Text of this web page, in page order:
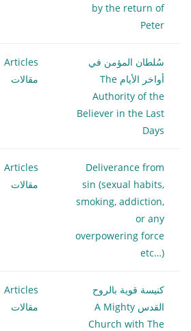
by the return of
Peter
سُلطان المؤمن في
أواخر الأيام The
Authority of the
Believer in the Last
Days
Articles
مقالات
Deliverance from
sin (sexual habits,
smoking, addiction,
or any
overpowering force
etc…)
Articles
مقالات
كنيسة قوية بالروح
القدس A Mighty
Church with The
Articles
مقالات